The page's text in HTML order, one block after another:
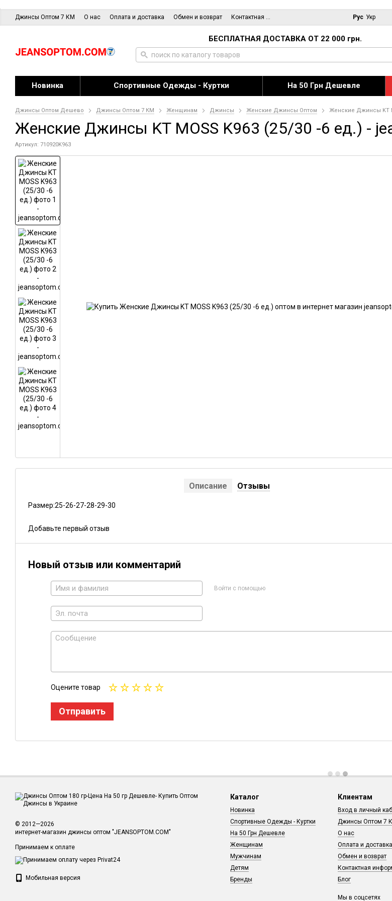
Джинсы Оптом 7 КМ О нас Оплата и доставка Обмен и возврат Контактная информация Рус Укр
БЕСПЛАТНАЯ ДОСТАВКА ОТ 22 000 грн.
Новинка Спортивные Одежды - Куртки На 50 Грн Дешевле
Джинсы Оптом Дешево Джинсы Оптом 7 КМ Женщинам Джинсы Женские Джинсы Оптом Женские Джинсы KT
Женские Джинсы KT MOSS K963 (25/30 -6 ед.) -
Артикул: 710920K963
Описание Отзывы
Размер:25-26-27-28-29-30
Добавьте первый отзыв
Новый отзыв или комментарий
Войти с помощью
Оцените товар
Отправить
© 2012—2026
интернет-магазин джинсы оптом "JEANSOPTOM.COM"
Принимаем к оплате
Мобильная версия
Каталог
Новинка
Спортивные Одежды - Куртки
На 50 Грн Дешевле
Женщинам
Мужчинам
Детям
Бренды
Клиентам
Вход в личный
Джинсы Оптом 7
О нас
Оплата и доставка
Обмен и возврат
Контактная
Блог
Мы в соцсетях